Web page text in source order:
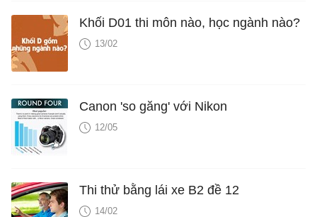
Khối D01 thi môn nào, học ngành nào?
13/02
Canon 'so găng' với Nikon
12/05
Thi thử bằng lái xe B2 đề 12
14/02